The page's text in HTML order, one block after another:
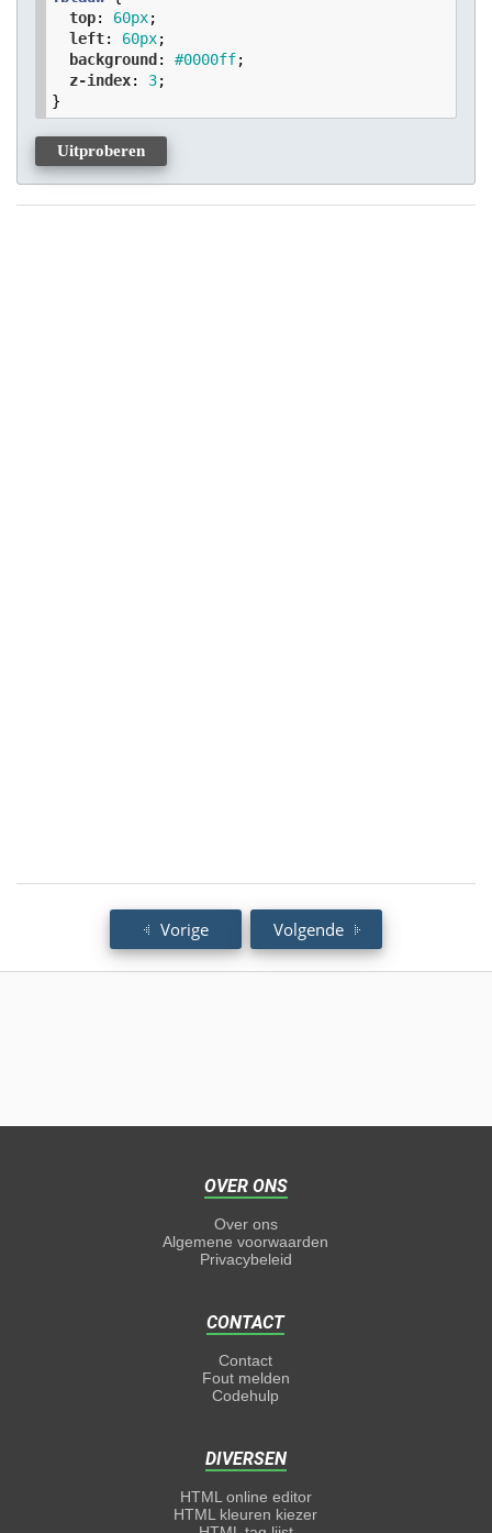
top: 60px;
left: 60px;
background : #0000ff;
z-index: 3;
}
Uitproberen
Vorige Volgende
OVER ONS
Over ons
Algemene voorwaarden
Privacybeleid
CONTACT
Contact
Fout melden
Codehulp
DIVERSEN
HTML online editor
HTML kleuren kiezer